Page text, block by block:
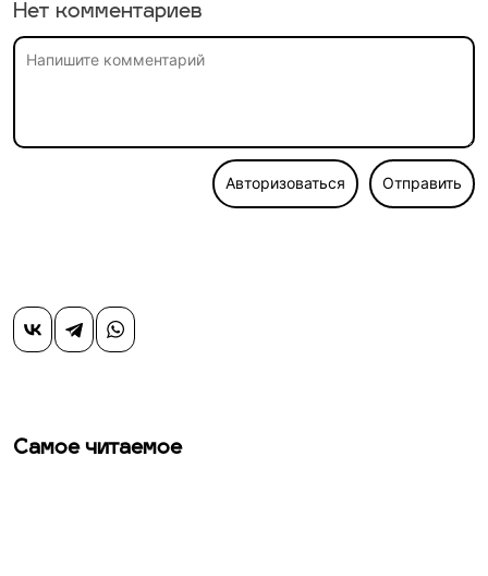
Нет комментариев
Авторизоваться Отправить
Самое читаемое